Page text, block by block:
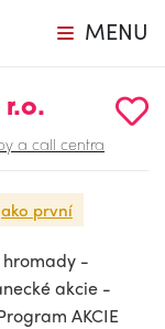
MENU
r.o.
a call centra
první
hromady -
akcie -
AKCIE